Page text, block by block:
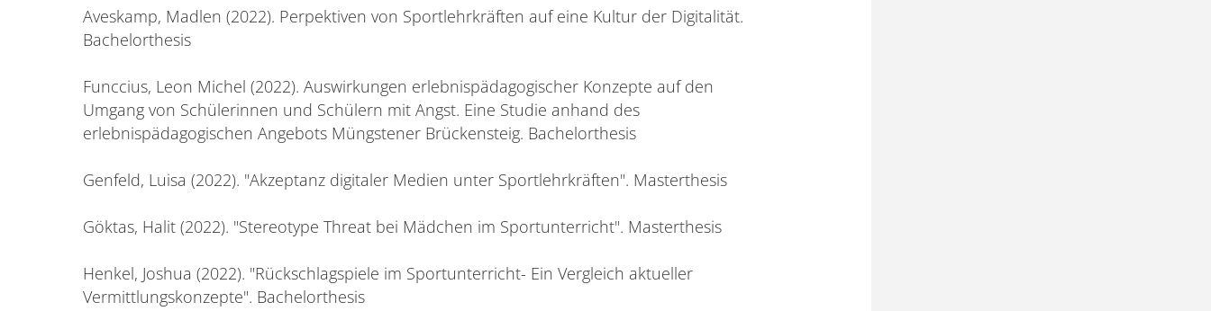
Aveskamp, Madlen (2022). Perpektiven von Sportlehrkräften auf eine Kultur der Digitalität.
Bachelorthesis
Funccius, Leon Michel (2022). Auswirkungen erlebnispädagogischer Konzepte auf den
Umgang von Schülerinnen und Schülern mit Angst. Eine Studie anhand des
erlebnispädagogischen Angebots Müngstener Brückensteig. Bachelorthesis
Genfeld, Luisa (2022). "Akzeptanz digitaler Medien unter Sportlehrkräften". Masterthesis
Göktas, Halit (2022). "Stereotype Threat bei Mädchen im Sportunterricht". Masterthesis
Henkel, Joshua (2022). "Rückschlagspiele im Sportunterricht- Ein Vergleich aktueller
Vermittlungskonzepte". Bachelorthesis